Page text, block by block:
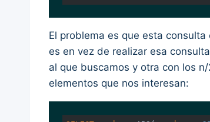
El problema es que esta
es en vez de realizar esa
al que buscamos y otra con los
elementos que nos interesan: